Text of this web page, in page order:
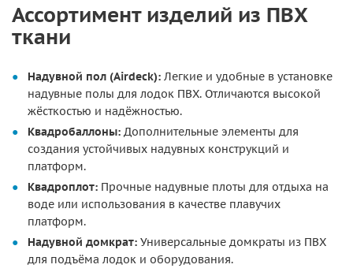
Ассортимент изделий из ПВХ
ткани
Надувной пол (Airdeck): Легкие и удобные в установке
надувные полы для лодок ПВХ. Отличаются высокой
жёсткостью и надёжностью.
Квадробаллоны: Дополнительные элементы для
создания устойчивых надувных конструкций и
платформ.
Квадроплот: Прочные надувные плоты для отдыха на
воде или использования в качестве плавучих
платформ.
Надувной домкрат: Универсальные домкраты из ПВХ
для подъёма лодок и оборудования.